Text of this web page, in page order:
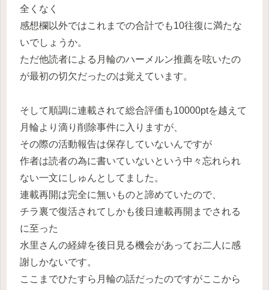
全くなく
感想欄以外ではこれまでの合計でも10往復に満たな
いでしょうか。
ただ他読者による月輪のハーメルン推薦を呟いたの
が最初の切欠だったのは覚えています。
そして順調に連載されて総合評価も10000ptを越えて
月輪より滴り削除事件に入りますが、
その際の活動報告は保存していないんですが
作者は読者の為に書いていないという中々忘れられ
ない一文にしゅんとしてました。
連載再開は完全に無いものと諦めていたので、
チラ裏で復活されてしかも後日連載再開までされる
に至った
水里さんの経緯を後日見る機会があってお二人に感
謝しかないです。
ここまでひたすら月輪の話だったのですがここから